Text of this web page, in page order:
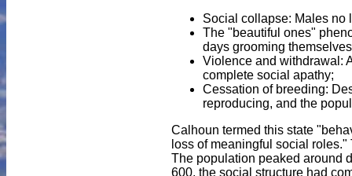
Social collapse: Males no
The "beautiful ones"
days grooming
Violence and withdrawal:
complete social apathy;
Cessation of breeding:
reproducing, and the
Calhoun termed this state
loss of meaningful social
The population peaked around
600, the social structure had